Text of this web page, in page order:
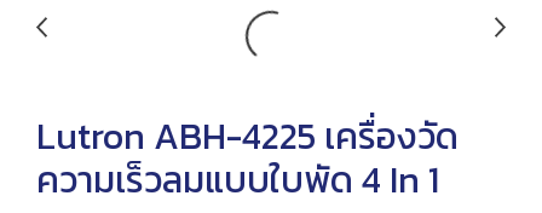
Lutron ABH-4225 เครื่องวัด
ความเร็วลมแบบใบพัด 4 In 1